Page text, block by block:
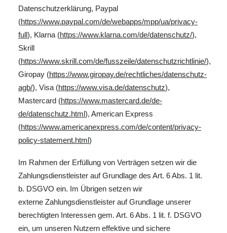
Datenschutzerklärung, Paypal
(https://www.paypal.com/de/webapps/mpp/ua/privacy-
full), Klarna (https://www.klarna.com/de/datenschutz/),
Skrill
(https://www.skrill.com/de/fusszeile/datenschutzrichtlinie/),
Giropay (https://www.giropay.de/rechtliches/datenschutz-
agb/), Visa (https://www.visa.de/datenschutz),
Mastercard (https://www.mastercard.de/de-
de/datenschutz.html), American Express
(https://www.americanexpress.com/de/content/privacy-
policy-statement.html)
Im Rahmen der Erfüllung von Verträgen setzen wir die
Zahlungsdienstleister auf Grundlage des Art. 6 Abs. 1 lit.
b. DSGVO ein. Im Übrigen setzen wir
externe Zahlungsdienstleister auf Grundlage unserer
berechtigten Interessen gem. Art. 6 Abs. 1 lit. f. DSGVO
ein, um unseren Nutzern effektive und sichere